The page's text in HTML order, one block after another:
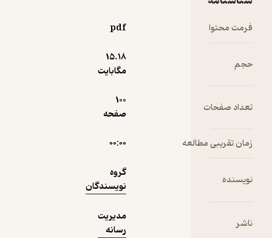
- ابزار رسانه
فرمت محتوا pdf
حجم
15.۱۸
مگابایت
تعداد صفحات
صفحه
زمان تقریبی مطالعه ۰۰:۰۰
نویسنده
گروه
نویسندگان
ناشر
مدیریت
رسانه